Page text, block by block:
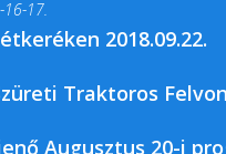
17.
programokkal várja a
2018.09.22.
Traktoros
Augusztus 20-i